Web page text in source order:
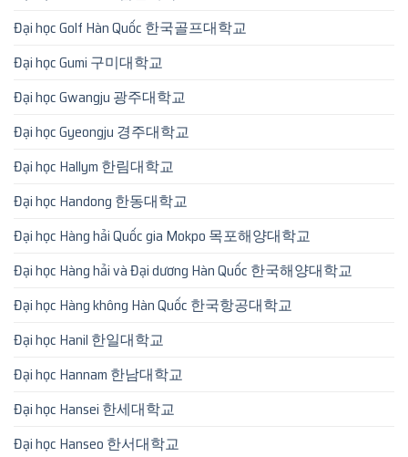
Đại học Golf Hàn Quốc 한국골프대학교
Đại học Gumi 구미대학교
Đại học Gwangju 광주대학교
Đại học Gyeongju 경주대학교
Đại học Hallym 한림대학교
Đại học Handong 한동대학교
Đại học Hàng hải Quốc gia Mokpo 목포해양대학교
Đại học Hàng hải và Đại dương Hàn Quốc 한국해양대학교
Đại học Hàng không Hàn Quốc 한국항공대학교
Đại học Hanil 한일대학교
Đại học Hannam 한남대학교
Đại học Hansei 한세대학교
Đại học Hanseo 한서대학교